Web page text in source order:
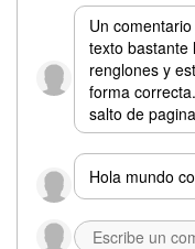
Un
texto bastante
renglones y
forma
salto de
Hola mundo